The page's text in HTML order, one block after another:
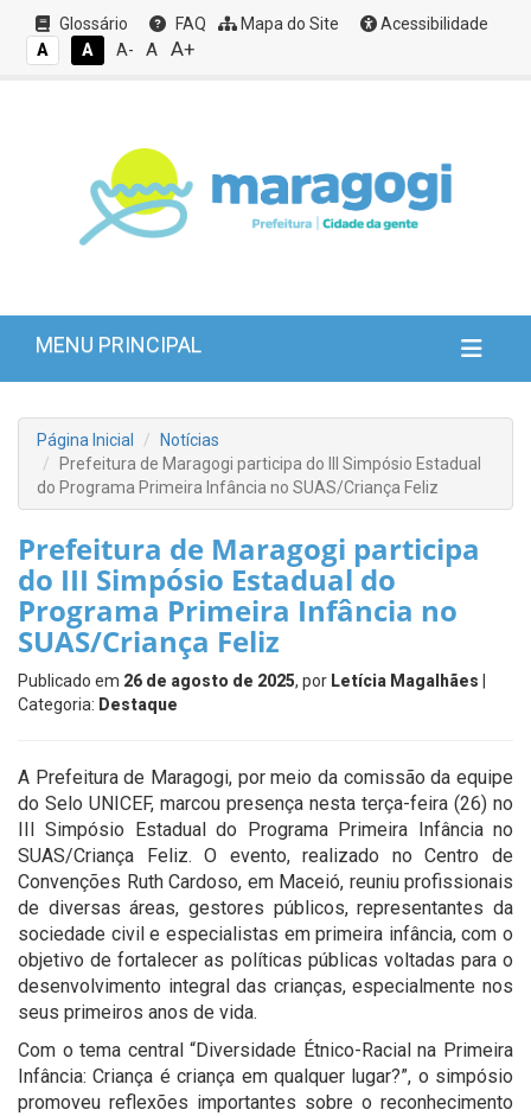
Glossário FAQ Mapa do Site
Acessibilidade
A
A A- A A+
MENU PRINCIPAL
Página Inicial
Notícias
Prefeitura de Maragogi participa do III Simpósio Estadual
do Programa Primeira Infância no SUAS/Criança Feliz
Prefeitura de Maragogi participa
do III Simpósio Estadual do
Programa Primeira Infância no
SUAS/Criança Feliz
Publicado em 26 de agosto de 2025, por Letícia Magalhães
Categoria: Destaque
A Prefeitura de Maragogi, por meio da comissão da equipe
do Selo UNICEF, marcou presença nesta terça-feira (26) no
III Simpósio Estadual do Programa Primeira Infância no
SUAS/Criança Feliz. O evento, realizado no Centro de
Convenções Ruth Cardoso, em Maceió, reuniu profissionais
de diversas áreas, gestores públicos, representantes da
sociedade civil e especialistas em primeira infância, com o
objetivo de fortalecer as políticas públicas voltadas para o
desenvolvimento integral das crianças, especialmente nos
seus primeiros anos de vida.
Com o tema central “Diversidade Étnico-Racial na Primeira
Infância: Criança é criança em qualquer lugar?”, o simpósio
promoveu reflexões importantes sobre o reconhecimento